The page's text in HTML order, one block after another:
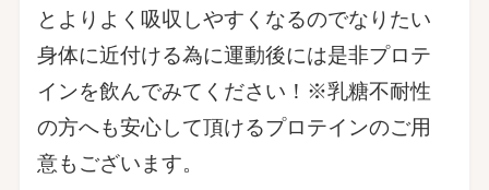
とよりよく吸収しやすくなるのでなりたい
身体に近付ける為に運動後には是非プロテ
インを飲んでみてください！※乳糖不耐性
の方へも安心して頂けるプロテインのご用
意もございます。